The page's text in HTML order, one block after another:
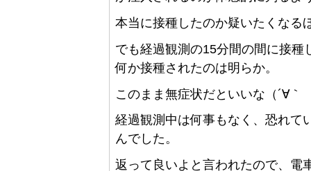
本当に接種したのか疑いたくなる
でも経過観測の15分間の間に接
何か接種されたのは明らか。
このまま無症状だといいな（´∀
経過観測中は何事もなく、恐れて
んでした。
返って良いよと言われたので、電